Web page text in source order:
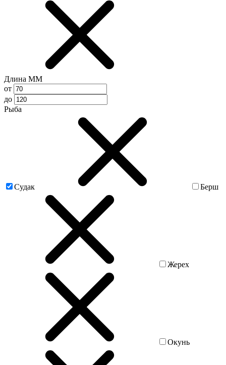
Длина ММ
от
до
Рыба
Судак Берш
Жерех
Окунь